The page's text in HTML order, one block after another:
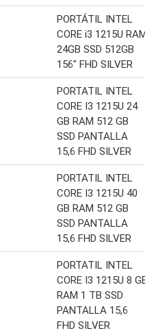
PORTÁTIL INTEL
CORE i3 1215U RAM
24GB SSD 512GB
156″ FHD SILVER
PORTATIL INTEL
CORE I3 1215U 24
GB RAM 512 GB
SSD PANTALLA
15,6 FHD SILVER
PORTATIL INTEL
CORE I3 1215U 40
GB RAM 512 GB
SSD PANTALLA
15,6 FHD SILVER
PORTATIL INTEL
CORE I3 1215U 8 GB
RAM 1 TB SSD
PANTALLA 15,6
FHD SILVER